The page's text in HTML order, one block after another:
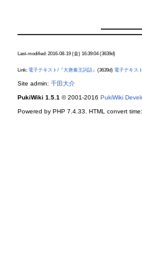
Last-modified: 2016-08-19 (金) 16:39:04 (3639d)
Link: 電子テキスト/『大唐秦王詞話』 (3639d) 電子テキス
Site admin: 千田大介
PukiWiki 1.5.1 © 2001-2016 PukiWiki
Powered by PHP 7.4.33. HTML convert